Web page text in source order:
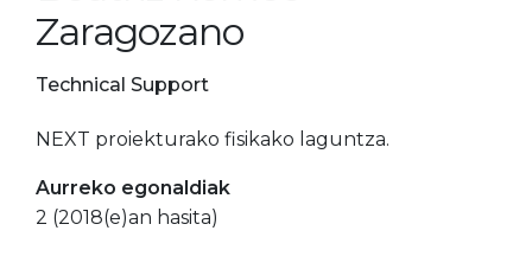
Zaragozano
Technical Support
NEXT proiekturako fisikako laguntza.
Aurreko egonaldiak
2 (2018(e)an hasita)